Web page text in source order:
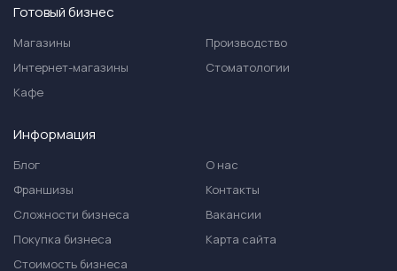
Готовый бизнес
Магазины
Интернет-магазины
Кафе
Производство
Стоматологии
Информация
Блог
Франшизы
Сложности бизнеса
Покупка бизнеса
Стоимость бизнеса
О нас
Контакты
Вакансии
Карта сайта